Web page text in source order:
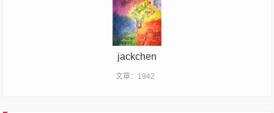
jackchen
文章：1942